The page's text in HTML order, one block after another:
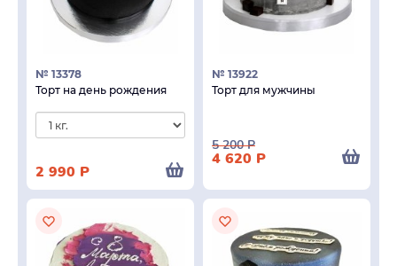
№ 13378
Торт на день рождения
2 990 Р
№ 13922
Торт для мужчины
5 200Р
4 620 Р